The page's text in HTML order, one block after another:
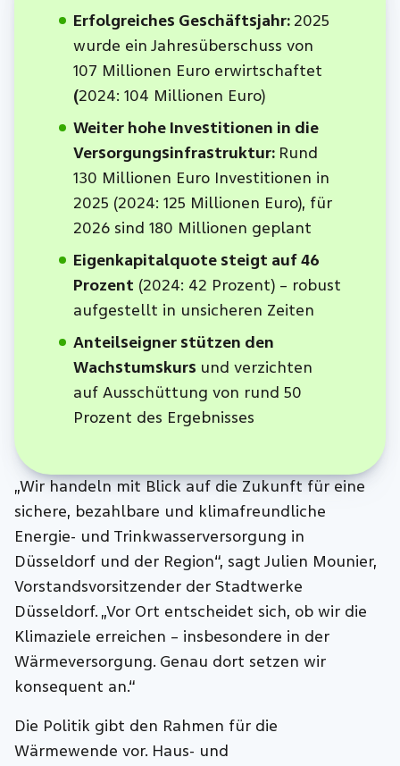
Erfolgreiches Geschäftsjahr: 2025
wurde ein Jahresüberschuss von
107 Millionen Euro erwirtschaftet
(2024: 104 Millionen Euro)
Weiter hohe Investitionen in die
Versorgungsinfrastruktur: Rund
130 Millionen Euro Investitionen in
2025 (2024: 125 Millionen Euro), für
2026 sind 180 Millionen geplant
Eigenkapitalquote steigt auf 46
Prozent (2024: 42 Prozent) – robust
aufgestellt in unsicheren Zeiten
Anteilseigner stützen den
Wachstumskurs und verzichten
auf Ausschüttung von rund 50
Prozent des Ergebnisses
„Wir handeln mit Blick auf die Zukunft für eine
sichere, bezahlbare und klimafreundliche
Energie- und Trinkwasserversorgung in
Düsseldorf und der Region“, sagt Julien Mounier,
Vorstandsvorsitzender der Stadtwerke
Düsseldorf. „Vor Ort entscheidet sich, ob wir die
Klimaziele erreichen – insbesondere in der
Wärmeversorgung. Genau dort setzen wir
konsequent an.“
Die Politik gibt den Rahmen für die
Wärmewende vor. Haus- und